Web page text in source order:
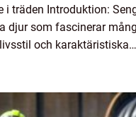
i träden Introduktion:
djur som fascinerar
och karaktäristiska